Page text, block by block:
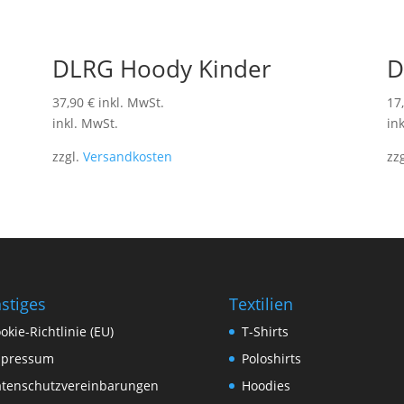
DLRG Hoody Kinder
37,90 € inkl. MwSt.
inkl. MwSt.
zzgl. Versandkosten
Richtlinie (EU)
Textilien
T-Shirts
Poloshirts
Hoodies